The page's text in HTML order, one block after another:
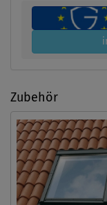
Zubehör